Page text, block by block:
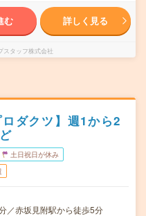
む 詳しく見る
スタッフ株式会社
ダクツ】週1から2
土日祝日が休み
／赤坂見附駅から徒歩5分